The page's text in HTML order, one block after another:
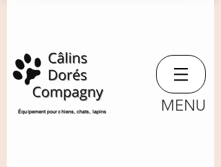
​Équipement pour chiens, chats, lapins MENU